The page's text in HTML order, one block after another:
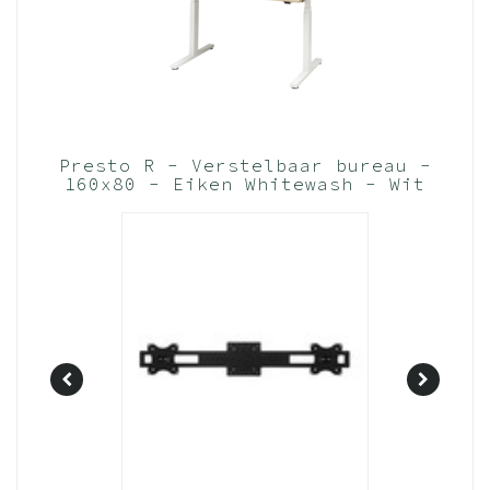
Presto R - Verstelbaar bureau -
160x80 - Eiken Whitewash - Wit